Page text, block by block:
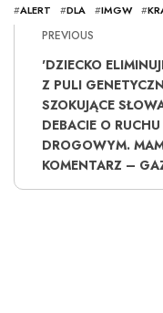
#ALERT #DLA #IMGW #
PREVIOUS
'DZIECKO
Z PULI
SZOKUJĄCE
DEBACIE O RUCHU
DROGOWYM.
KOMENTARZ –